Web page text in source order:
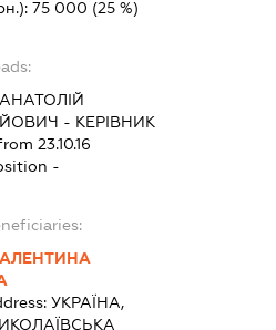
75 000 (25 %)
- КЕРІВНИК
23.10.16
-
УКРАЇНА,